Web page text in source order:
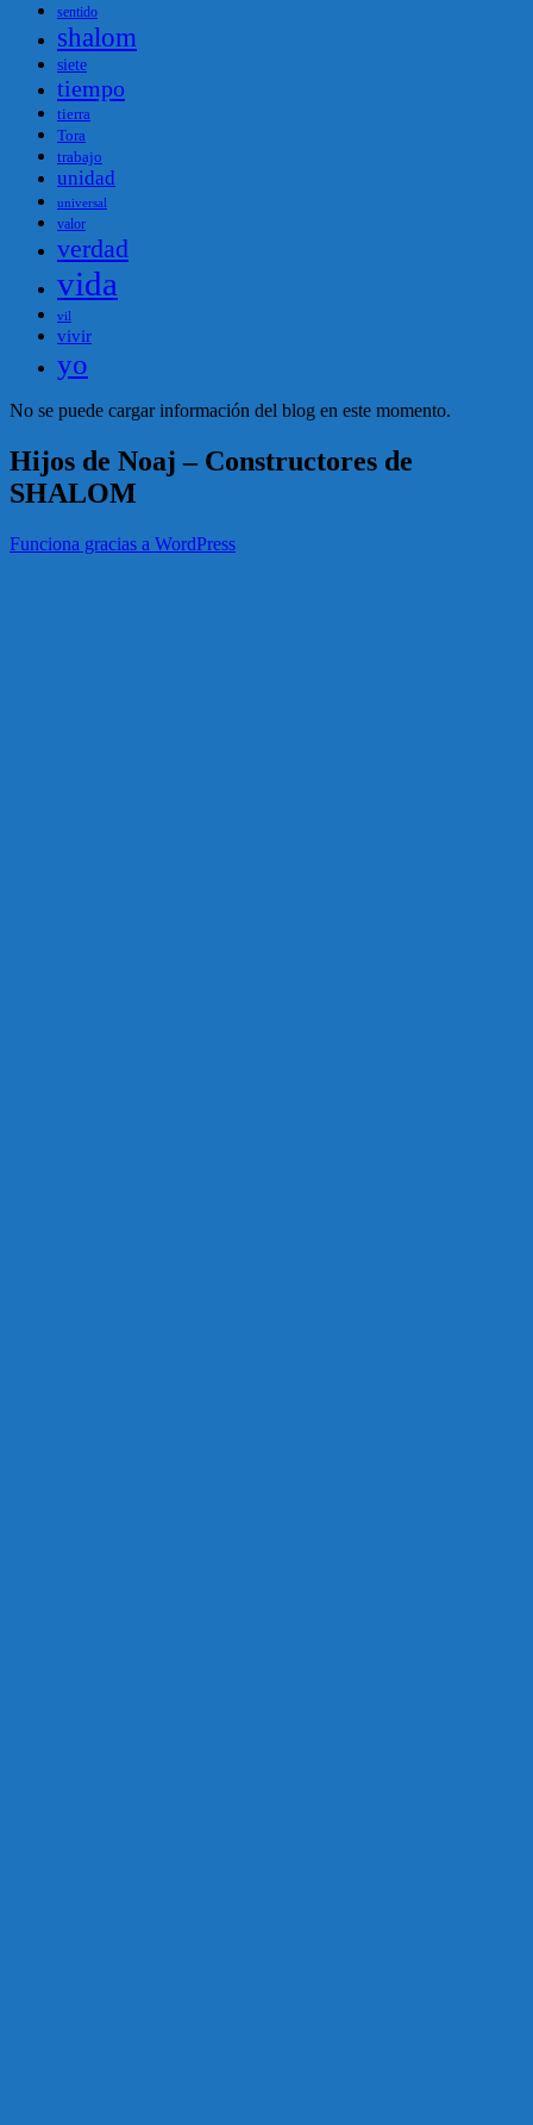
sentido
shalom
siete
tiempo
tierra
Tora
trabajo
unidad
universal
valor
verdad
vida
vil
vivir
yo
No se puede cargar información del blog en este momento.
Hijos de Noaj – Constructores de
SHALOM
Funciona gracias a WordPress